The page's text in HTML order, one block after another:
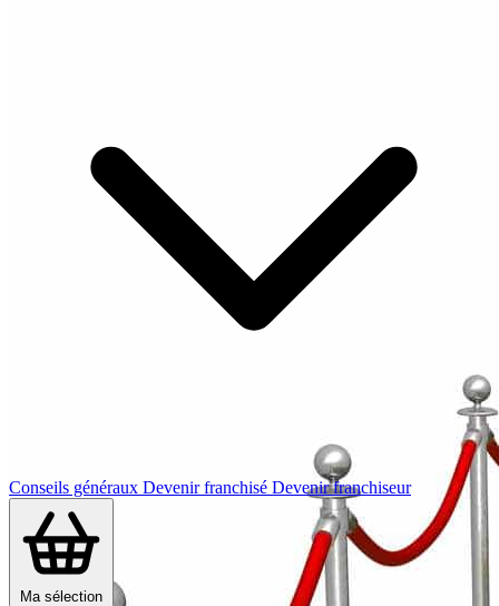
Conseils généraux Devenir franchisé Devenir franchiseur
Ma sélection